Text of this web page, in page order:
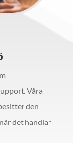
Våra
den
det handlar